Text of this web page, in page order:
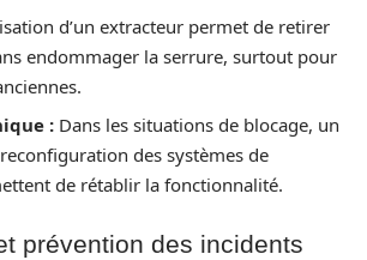
d’un extracteur permet de retirer
endommager la serrure, surtout pour
: Dans les situations de blocage, un
des systèmes de
de rétablir la fonctionnalité.
prévention des incidents